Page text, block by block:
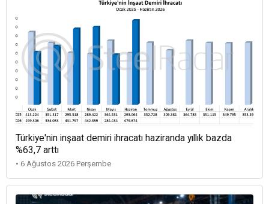
Türkiye'nin inşaat demiri ihracatı haziranda yıllık bazda
%63,7 arttı
• 6 Ağustos 2026 Perşembe